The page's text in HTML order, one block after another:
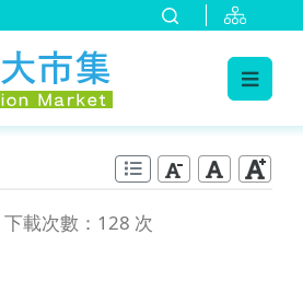
下載次數：128 次